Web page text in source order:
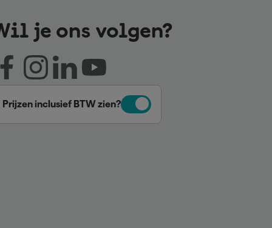
je ons volgen?
Prijzen inclusief BTW zien?